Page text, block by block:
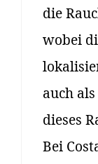
die
wobei
auch
dieses
Bei